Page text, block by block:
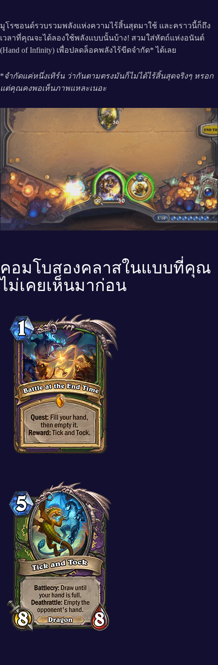
มูโรซอนด์รวบรวมพลังแห่งความไร้สิ้นสุดมาใช้ และคราวนี้ก็ถึง
เวลาที่คุณจะได้ลองใช้พลังแบบนั้นบ้าง! สวมใส่หัตถ์แห่งอนันต์
(Hand of Infinity) เพื่อปลดล็อคพลังไร้ขีดจำกัด* ได้เลย
*จำกัดแค่หนึ่งเทิร์น ว่ากันตามตรงมันก็ไม่ได้ไร้สิ้นสุดจริงๆ หรอก
แต่คุณคงพอเห็นภาพแหละเนอะ
คอมโบสองคลาสในแบบที่คุณ
ไม่เคยเห็นมาก่อน